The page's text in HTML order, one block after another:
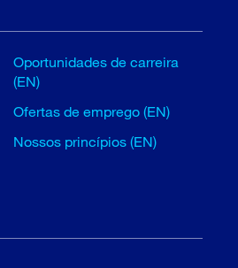
Oportunidades de carreira
(EN)
Ofertas de emprego (EN)
Nossos princípios (EN)